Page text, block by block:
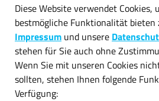
Diese Website verwendet Cookies,
bestmögliche Funktionalität bieten
Impressum und unsere
stehen für Sie auch ohne
Wenn Sie mit unseren Cookies
sollten, stehen Ihnen folgende
Verfügung: